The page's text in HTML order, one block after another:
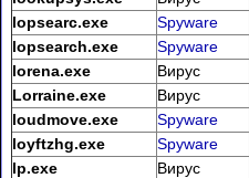
lopsearc.exe
Spyware
lopsearch.exe
Spyware
lorena.exe
Вирус
Lorraine.exe
Вирус
loudmove.exe
Spyware
loyftzhg.exe
Spyware
lp.exe
Вирус